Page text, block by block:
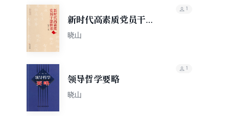
新时代高素质党员干部
修养
晓山
1
领导哲学要略
晓山
1